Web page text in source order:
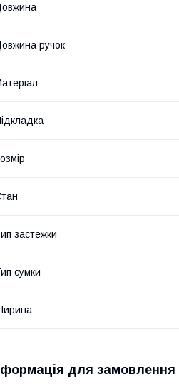
ручок
застежки
сумки
для замовлення